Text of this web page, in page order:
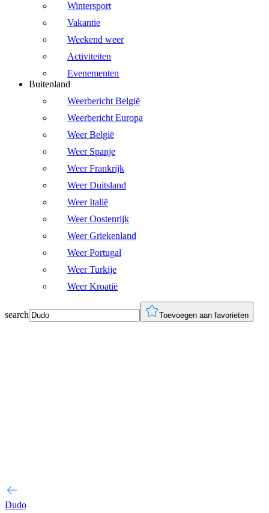
Wintersport
Vakantie
Weekend weer
Activiteiten
Evenementen
Buitenland
Weerbericht België
Weerbericht Europa
Weer België
Weer Spanje
Weer Frankrijk
Weer Duitsland
Weer Italië
Weer Oostenrijk
Weer Griekenland
Weer Portugal
Weer Turkije
Weer Kroatië
search Toevoegen aan favorieten
Dudo